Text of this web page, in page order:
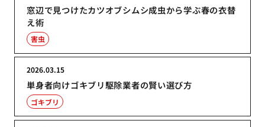
窓辺で見つけたカツオブシムシ成虫から学ぶ春の衣替
え術
害虫
単身者向けゴキブリ駆除業者の賢い選び方
2026.03.15
ゴキブリ